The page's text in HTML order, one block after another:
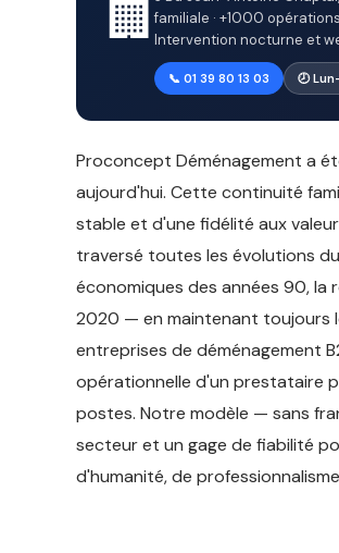
🏢familiale · +1000
Intervention nocturne et
📞 01 39 80 13 03 🕗
Proconcept Déménagement a
aujourd'hui. Cette continuité
stable et d'une fidélité aux
traversé toutes les évolutions
économiques des années 90,
2020 — en maintenant toujours
entreprises de déménagement
opérationnelle d'un prestataire
postes. Notre modèle — sans
secteur et un gage de fiabilité
d'humanité, de